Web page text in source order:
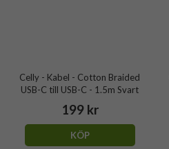
Celly - Kabel - Cotton Braided
USB-C till USB-C - 1.5m Svart
199 kr
KÖP